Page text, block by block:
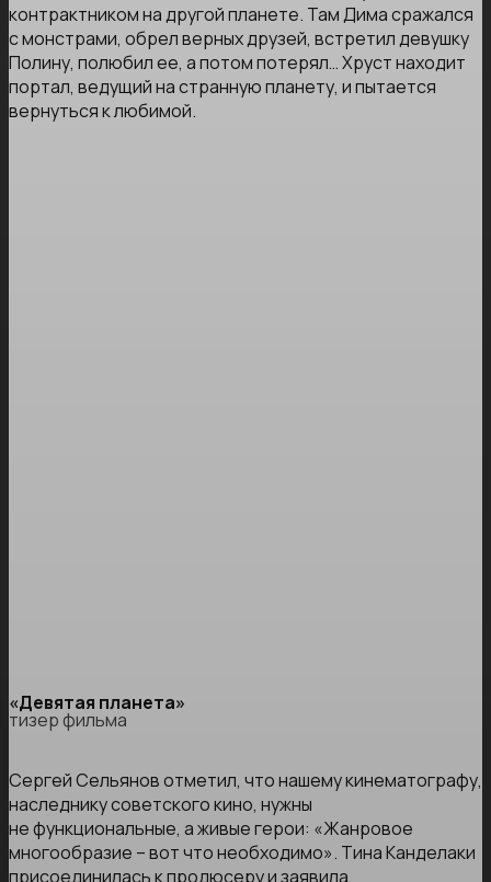
контрактником на другой планете. Там Дима сражался
с монстрами, обрел верных друзей, встретил девушку
Полину, полюбил ее, а потом потерял… Хруст находит
портал, ведущий на странную планету, и пытается
вернуться к любимой.
«Девятая планета»
тизер фильма
Сергей Сельянов отметил, что нашему кинематографу,
наследнику советского кино, нужны
не функциональные, а живые герои: «Жанровое
многообразие – вот что необходимо». Тина Канделаки
присоединилась к продюсеру и заявила,